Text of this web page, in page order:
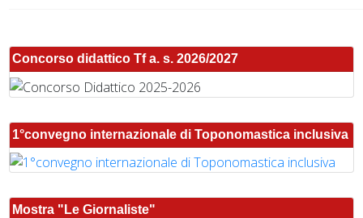
Concorso didattico Tf a. s. 2026/2027
1°convegno internazionale di Toponomastica inclusiva
Mostra "Le Giornaliste"